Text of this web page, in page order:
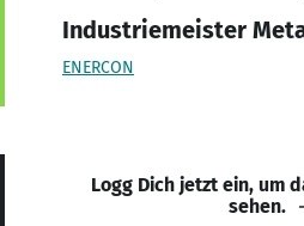
Industriemeister
ENERCON
Logg Dich jetzt ein, um
sehen.